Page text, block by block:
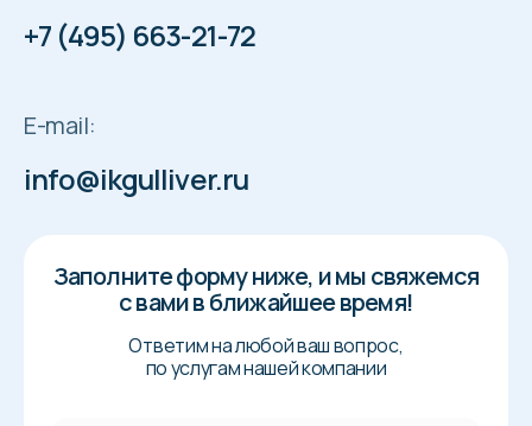
+7 (495) 663-21-72
E-mail:
info@ikgulliver.ru
Заполните форму ниже, и мы свяжемся
с вами в ближайшее время!
Ответим на любой ваш вопрос,
по услугам нашей компании